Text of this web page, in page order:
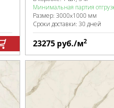
Минимальная партия
Размер: 3000x1000 мм
Сроки доставки: 30 дней
23275 руб./м2